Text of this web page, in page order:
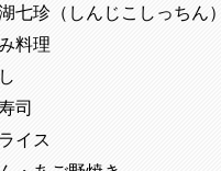
七珍（しんじこしっちん）
料理
司
イス